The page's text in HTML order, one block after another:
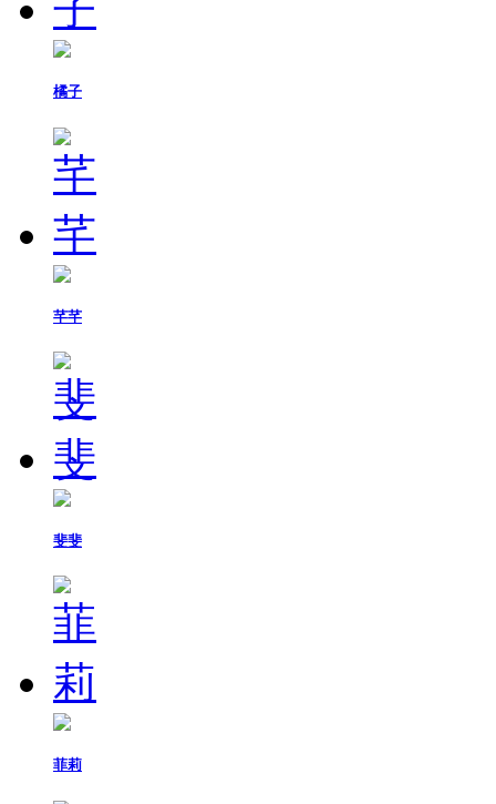
橘子
芊芊
斐斐
菲莉